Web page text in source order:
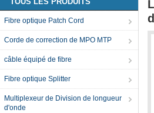
Fibre optique Patch Cord
Corde de correction de MPO MTP
câble équipé de fibre
Fibre optique Splitter
Multiplexeur de Division de longueur
d'onde